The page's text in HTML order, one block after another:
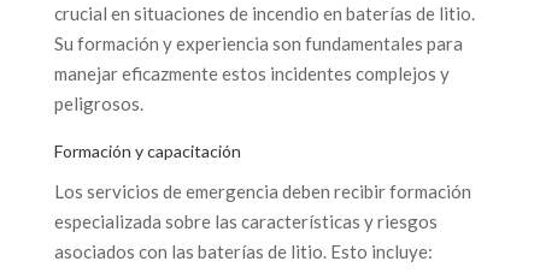
crucial en situaciones de incendio en baterías de litio.
Su formación y experiencia son fundamentales para
manejar eficazmente estos incidentes complejos y
peligrosos.
Formación y capacitación
Los servicios de emergencia deben recibir formación
especializada sobre las características y riesgos
asociados con las baterías de litio. Esto incluye: